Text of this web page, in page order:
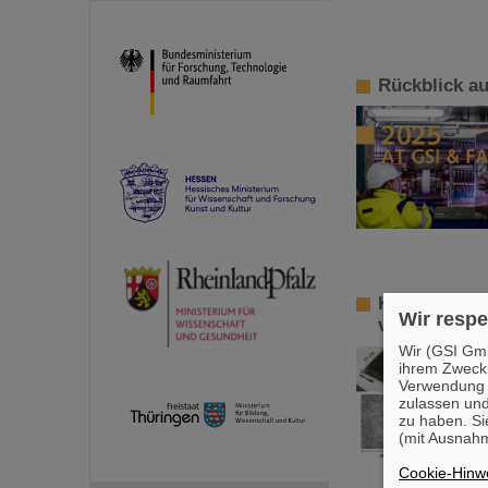
Rückblick
KI öffnet
vonWir
Wir (GSI
ihrem
zulassen
zu haben.
(mit
Cookie-